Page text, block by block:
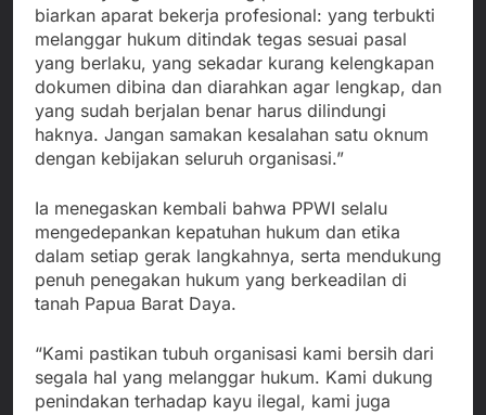
biarkan aparat bekerja profesional: yang terbukti
melanggar hukum ditindak tegas sesuai pasal
yang berlaku, yang sekadar kurang kelengkapan
dokumen dibina dan diarahkan agar lengkap, dan
yang sudah berjalan benar harus dilindungi
haknya. Jangan samakan kesalahan satu oknum
dengan kebijakan seluruh organisasi.”
Ia menegaskan kembali bahwa PPWI selalu
mengedepankan kepatuhan hukum dan etika
dalam setiap gerak langkahnya, serta mendukung
penuh penegakan hukum yang berkeadilan di
tanah Papua Barat Daya.
“Kami pastikan tubuh organisasi kami bersih dari
segala hal yang melanggar hukum. Kami dukung
penindakan terhadap kayu ilegal, kami juga